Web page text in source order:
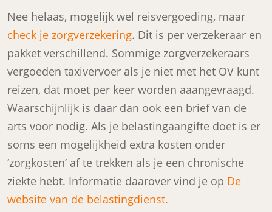
Nee helaas, mogelijk wel reisvergoeding, maar
check je zorgverzekering. Dit is per verzekeraar en
pakket verschillend. Sommige zorgverzekeraars
vergoeden taxivervoer als je niet met het OV kunt
reizen, dat moet per keer worden aaangevraagd.
Waarschijnlijk is daar dan ook een brief van de
arts voor nodig. Als je belastingaangifte doet is er
soms een mogelijkheid extra kosten onder
‘zorgkosten’ af te trekken als je een chronische
ziekte hebt. Informatie daarover vind je op De
website van de belastingdienst.